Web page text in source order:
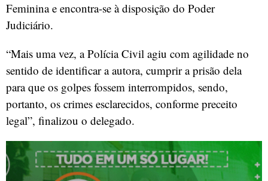
Feminina e encontra-se à disposição do Poder
Judiciário.
“Mais uma vez, a Polícia Civil agiu com agilidade no
sentido de identificar a autora, cumprir a prisão dela
para que os golpes fossem interrompidos, sendo,
portanto, os crimes esclarecidos, conforme preceito
legal”, finalizou o delegado.